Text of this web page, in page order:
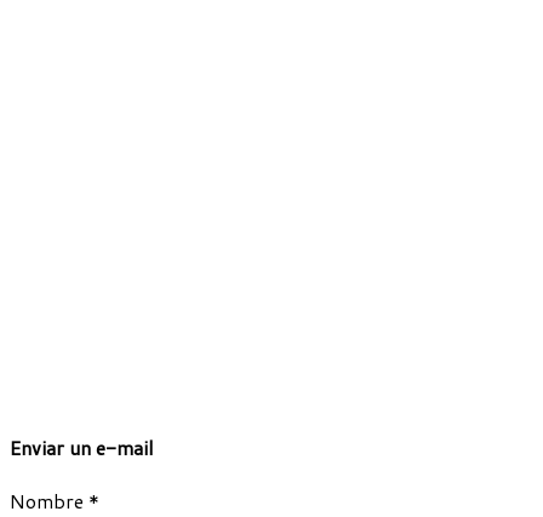
Enviar un e-mail
Nombre *